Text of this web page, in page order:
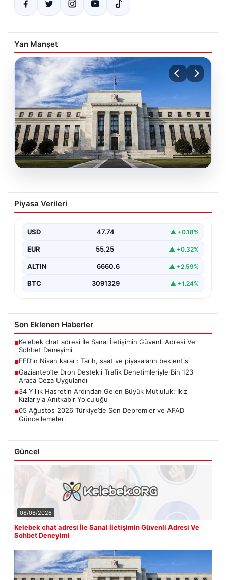
Yan Manşet
07.08.2026
FED’in Nisan kararı: Tarih, saat ve
piyasaların beklentisi
kararı yatırımcılar tarafından yakından takip ediliyor.…
Piyasa Verileri
USD 47.74 ▲ +0.18%
EUR 55.25 ▲ +0.32%
ALTIN 6660.6 ▲ +2.59%
BTC 3091329 ▲ +1.24%
Son Eklenen Haberler
■Kelebek chat adresi İle Sanal İletişimin Güvenli Adresi Ve
Sohbet Deneyimi
■FED’in Nisan kararı: Tarih, saat ve piyasaların beklentisi
■Gaziantep’te Dron Destekli Trafik Denetimleriyle Bin 123
Araca Ceza Uygulandı
■34 Yıllık Hasretin Ardından Gelen Büyük Mutluluk: İkiz
Kızlarıyla Anıtkabir Yolculuğu
■05 Ağustos 2026 Türkiye’de Son Depremler ve AFAD
Güncellemeleri
Güncel
08/08/2026
Kelebek chat adresi İle Sanal İletişimin Güvenli Adresi Ve
Sohbet Deneyimi